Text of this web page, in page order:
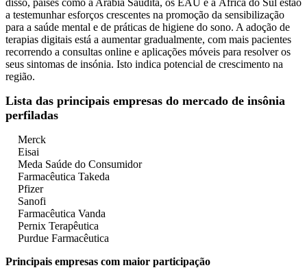
disso, países como a Arábia Saudita, os EAU e a África do Sul estão
a testemunhar esforços crescentes na promoção da sensibilização
para a saúde mental e de práticas de higiene do sono. A adoção de
terapias digitais está a aumentar gradualmente, com mais pacientes
recorrendo a consultas online e aplicações móveis para resolver os
seus sintomas de insónia. Isto indica potencial de crescimento na
região.
Lista das principais empresas do mercado de insônia
perfiladas
Merck
Eisai
Meda Saúde do Consumidor
Farmacêutica Takeda
Pfizer
Sanofi
Farmacêutica Vanda
Pernix Terapêutica
Purdue Farmacêutica
Principais empresas com maior participação